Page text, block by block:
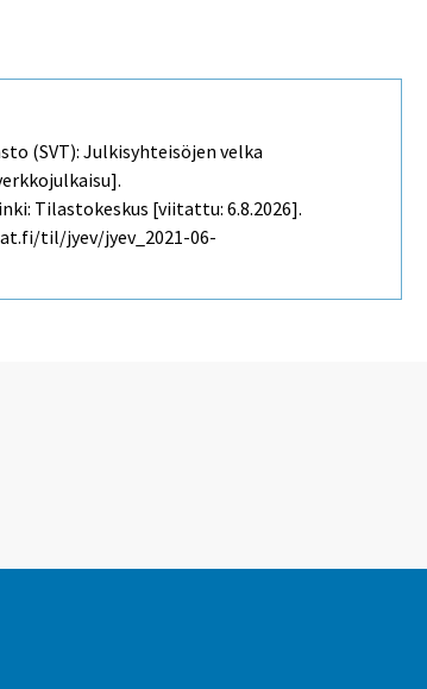
(SVT): Julkisyhteisöjen velka
Tilastokeskus [viitattu: 6.8.2026].
til/jyev/jyev_2021-06-